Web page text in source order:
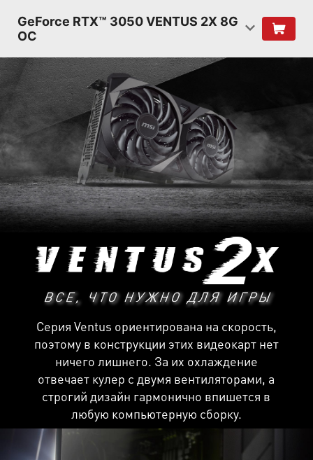
GeForce RTX™ 3050 VENTUS 2X 8G
OC
Серия Ventus ориентирована на скорость,
поэтому в конструкции этих видеокарт нет
ничего лишнего. За их охлаждение
отвечает кулер с двумя вентиляторами, а
строгий дизайн гармонично впишется в
любую компьютерную сборку.